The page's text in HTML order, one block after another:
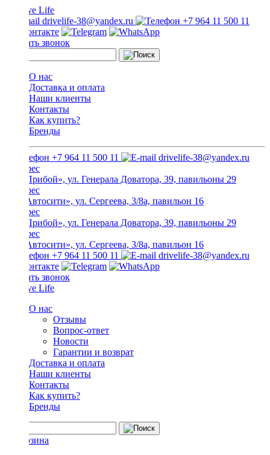
drivelife-38@yandex.ru +7 964 11 500 11
Заказать звонок
О нас
Доставка и оплата
Наши клиенты
Контакты
Как купить?
Бренды
+7 964 11 500 11 drivelife-38@yandex.ru
ТЦ «Прибой», ул. Генерала Доватора, 39, павильоны 29
ТЦ «Автосити», ул. Сергеева, 3/8а, павильон 16
ТЦ «Прибой», ул. Генерала Доватора, 39, павильоны 29
ТЦ «Автосити», ул. Сергеева, 3/8а, павильон 16
+7 964 11 500 11
drivelife-38@yandex.ru
Заказать звонок
О нас
Отзывы
Вопрос-ответ
Новости
Гарантии и возврат
Доставка и оплата
Наши клиенты
Контакты
Как купить?
Бренды